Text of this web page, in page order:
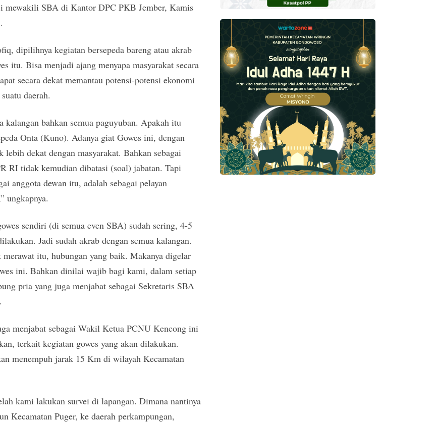
mewakili SBA di Kantor DPC PKB Jember, Kamis
dipilihnya kegiatan bersepeda bareng atau akrab
itu. Bisa menjadi ajang menyapa masyarakat secara
secara dekat memantau potensi-potensi ekonomi
daerah.
kalangan bahkan semua paguyuban. Apakah itu
Onta (Kuno). Adanya giat Gowes ini, dengan
lebih dekat dengan masyarakat. Bahkan sebagai
RI tidak kemudian dibatasi (soal) jabatan. Tapi
anggota dewan itu, adalah sebagai pelayan
ungkapnya.
sendiri (di semua even SBA) sudah sering, 4-5
Jadi sudah akrab dengan semua kalangan.
merawat itu, hubungan yang baik. Makanya digelar
ini. Bahkan dinilai wajib bagi kami, dalam setiap
pria yang juga menjabat sebagai Sekretaris SBA
menjabat sebagai Wakil Ketua PCNU Kencong ini
terkait kegiatan gowes yang akan dilakukan.
menempuh jarak 15 Km di wilayah Kecamatan
kami lakukan survei di lapangan. Dimana nantinya
Kecamatan Puger, ke daerah perkampungan,